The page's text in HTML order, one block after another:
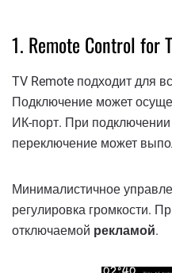
1. Remote Control for
TV Remote подходит для
Подключение может
ИК-порт. При
переключение может
Минималистичное
регулировка громкости.
отключаемой рекламой.